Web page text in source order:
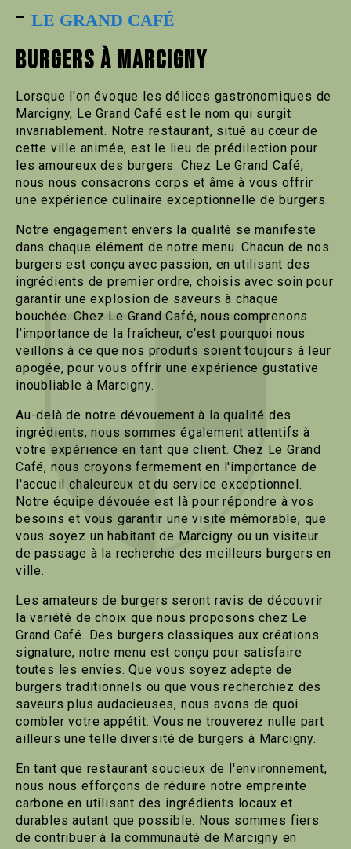
LE GRAND CAFÉ
BURGERS À MARCIGNY
Lorsque l'on évoque les délices gastronomiques de
Marcigny, Le Grand Café est le nom qui surgit
invariablement. Notre restaurant, situé au cœur de
cette ville animée, est le lieu de prédilection pour
les amoureux des burgers. Chez Le Grand Café,
nous nous consacrons corps et âme à vous offrir
une expérience culinaire exceptionnelle de burgers.
Notre engagement envers la qualité se manifeste
dans chaque élément de notre menu. Chacun de nos
burgers est conçu avec passion, en utilisant des
ingrédients de premier ordre, choisis avec soin pour
garantir une explosion de saveurs à chaque
bouchée. Chez Le Grand Café, nous comprenons
l'importance de la fraîcheur, c'est pourquoi nous
veillons à ce que nos produits soient toujours à leur
apogée, pour vous offrir une expérience gustative
inoubliable à Marcigny.
Au-delà de notre dévouement à la qualité des
ingrédients, nous sommes également attentifs à
votre expérience en tant que client. Chez Le Grand
Café, nous croyons fermement en l'importance de
l'accueil chaleureux et du service exceptionnel.
Notre équipe dévouée est là pour répondre à vos
besoins et vous garantir une visite mémorable, que
vous soyez un habitant de Marcigny ou un visiteur
de passage à la recherche des meilleurs burgers en
ville.
Les amateurs de burgers seront ravis de découvrir
la variété de choix que nous proposons chez Le
Grand Café. Des burgers classiques aux créations
signature, notre menu est conçu pour satisfaire
toutes les envies. Que vous soyez adepte de
burgers traditionnels ou que vous recherchiez des
saveurs plus audacieuses, nous avons de quoi
combler votre appétit. Vous ne trouverez nulle part
ailleurs une telle diversité de burgers à Marcigny.
En tant que restaurant soucieux de l'environnement,
nous nous efforçons de réduire notre empreinte
carbone en utilisant des ingrédients locaux et
durables autant que possible. Nous sommes fiers
de contribuer à la communauté de Marcigny en